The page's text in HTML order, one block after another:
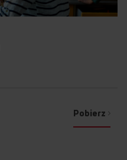
Pobierz